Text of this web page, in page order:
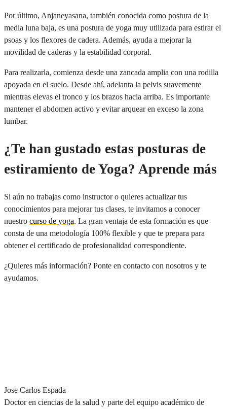
Por último, Anjaneyasana, también conocida como postura de la
media luna baja, es una postura de yoga muy utilizada para estirar el
psoas y los flexores de cadera. Además, ayuda a mejorar la
movilidad de caderas y la estabilidad corporal.
Para realizarla, comienza desde una zancada amplia con una rodilla
apoyada en el suelo. Desde ahí, adelanta la pelvis suavemente
mientras elevas el tronco y los brazos hacia arriba. Es importante
mantener el abdomen activo y evitar arquear en exceso la zona
lumbar.
¿Te han gustado estas posturas de
estiramiento de Yoga? Aprende más
Si aún no trabajas como instructor o quieres actualizar tus
conocimientos para mejorar tus clases, te invitamos a conocer
nuestro curso de yoga. La gran ventaja de esta formación es que
consta de una metodología 100% flexible y que te prepara para
obtener el certificado de profesionalidad correspondiente.
¿Quieres más información? Ponte en contacto con nosotros y te
ayudamos.
Jose Carlos Espada
Doctor en ciencias de la salud y parte del equipo académico de